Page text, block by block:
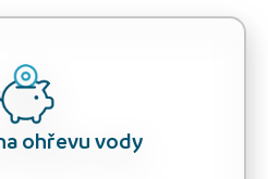
ohřevu vody